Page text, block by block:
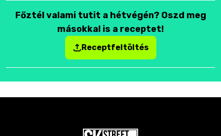
Főztél valami tutit a hétvégén? Oszd meg
másokkal is a receptet!
Receptfeltöltés